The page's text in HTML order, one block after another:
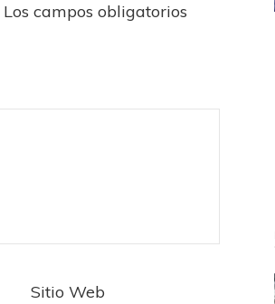
Los campos obligatorios
Sitio Web